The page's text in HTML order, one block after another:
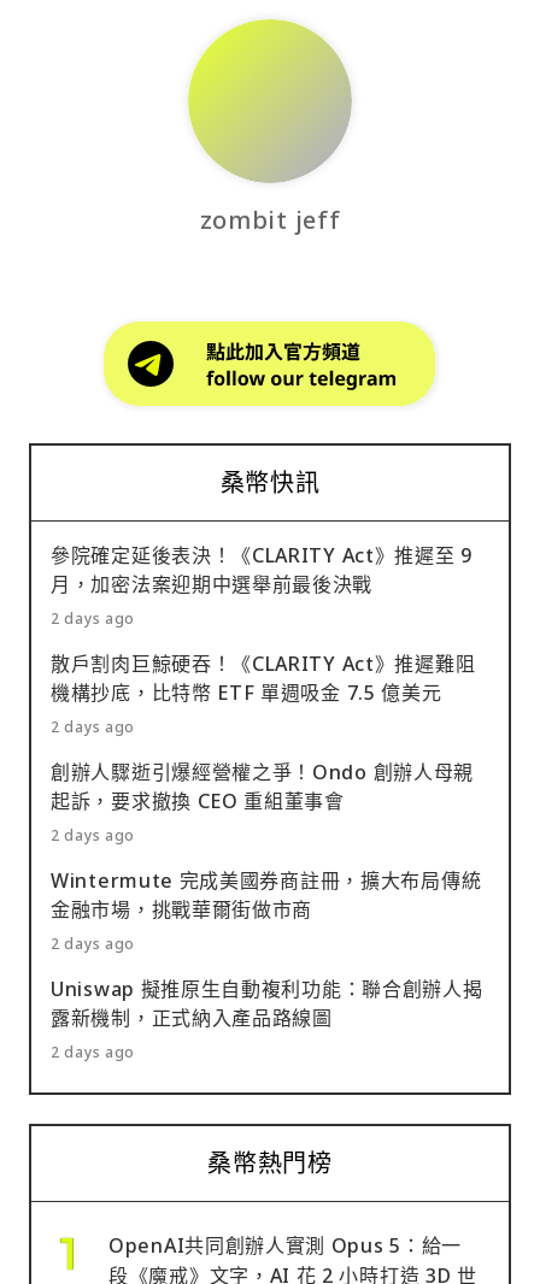
zombit jeff
桑幣快訊
參院確定延後表決！《CLARITY Act》推遲至 9
月，加密法案迎期中選舉前最後決戰
2 days ago
散戶割肉巨鯨硬吞！《CLARITY Act》推遲難阻
機構抄底，比特幣 ETF 單週吸金 7.5 億美元
2 days ago
創辦人驟逝引爆經營權之爭！Ondo 創辦人母親
起訴，要求撤換 CEO 重組董事會
2 days ago
Wintermute 完成美國券商註冊，擴大布局傳統
金融市場，挑戰華爾街做市商
2 days ago
Uniswap 擬推原生自動複利功能：聯合創辦人揭
露新機制，正式納入產品路線圖
2 days ago
桑幣熱門榜
OpenAI共同創辦人實測 Opus 5：給一
段《魔戒》文字，AI 花 2 小時打造 3D 世